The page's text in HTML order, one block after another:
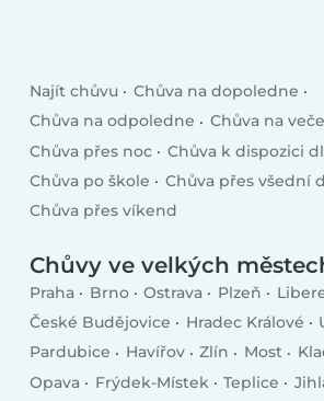
Najít chůvu
Chůva na dopoledne
Chůva na odpoledne
Chůva na
Chůva přes noc
Chůva k dispozici
Chůva po škole
Chůva přes všední
Chůva přes víkend
Chůvy ve velkých
Praha Brno Ostrava Plzeň
České Budějovice
Hradec Králové
Pardubice
Havířov Zlín Most
Opava
Frýdek-Místek Teplice